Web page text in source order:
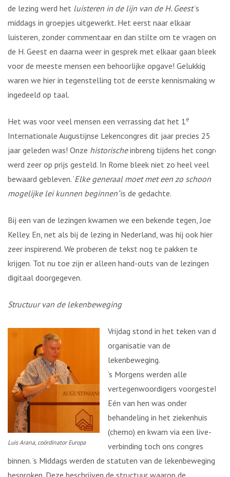
de lezing werd het luisteren in de lijn van de H. Geest’s
middags in groepjes uitgewerkt. Het eerst naar elkaar
luisteren, zonder commentaar en dan stilte om te vragen om
de H. Geest en daarna weer in gesprek met elkaar gaan bleek
voor de meeste mensen een behoorlijke opgave! Gelukkig
waren we hier in tegenstelling tot de eerste kennismaking wél
ingedeeld op taal.
Het was voor veel mensen een verrassing dat het 1e
Internationale Augustijnse Lekencongres dit jaar precies 25
jaar geleden was! Onze historischeinbreng tijdens het congres
werd zeer op prijs gesteld. In Rome bleek niet zo heel veel
bewaard gebleven. ‘Elke generaal moet met een zo schoon
mogelijke lei kunnen beginnen’is de gedachte.
Bij een van de lezingen kwamen we een bekende tegen, Joe
Kelley. En, net als bij de lezing in Nederland, was hij ook hier
zeer inspirerend. We proberen de tekst nog te pakken te
krijgen. Tot nu toe zijn er alleen hand-outs van de lezingen
digitaal doorgegeven.
Structuur van de lekenbeweging
Luis Arana, coördinator Europa
Vrijdag stond in het teken van de
organisatie van de
lekenbeweging.
’s Morgens werden alle
vertegenwoordigers voorgesteld.
Eén van hen was onder
behandeling in het ziekenhuis
(chemo) en kwam via een live-
verbinding toch ons congres
binnen. ’s Middags werden de statuten van de lekenbeweging
besproken. Deze beschrijven de structuur waarop de